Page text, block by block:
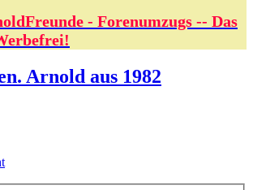
- Forenumzugs -- Das
Arnold aus 1982